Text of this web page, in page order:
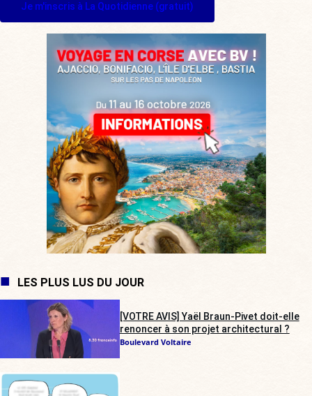
Je m'inscris à La Quotidienne (gratuit)
LES PLUS LUS DU JOUR
[VOTRE AVIS] Yaël Braun-Pivet doit-elle
renoncer à son projet architectural ?
Boulevard Voltaire